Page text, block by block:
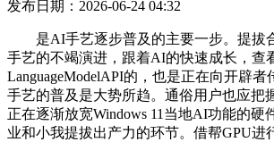
发布日期：2026-06-24 04:32
是AI手艺逐步普及的主要一步。提拔
手艺的不竭演进，跟着AI的快速成长，查
LanguageModelAPI的，也是正在向开辟
手艺的普及是大势所趋。通俗用户也应把
正在逐渐放宽Windows 11当地AI功能的硬
业和小我提拔出产力的环节。借帮GPU进